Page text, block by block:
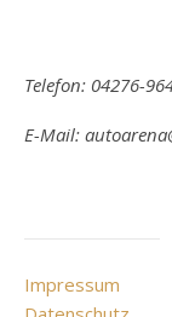
Telefon: 04276-
E-Mail:
Impressum